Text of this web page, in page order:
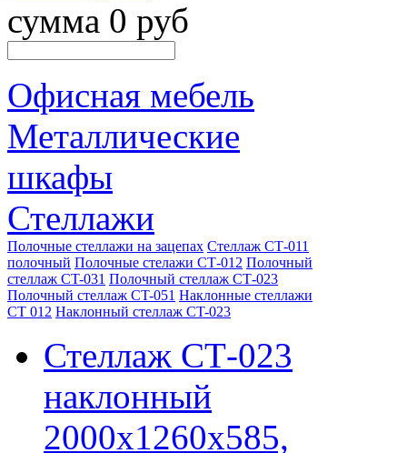
сумма 0 руб
Офисная мебель
Металлические
шкафы
Стеллажи
Полочные стеллажи на зацепах Стеллаж СТ-011
полочный Полочные стелажи СТ-012 Полочный
стеллаж CT-031 Полочный стеллаж СТ-023
Полочный стеллаж CT-051 Наклонные стеллажи
СТ 012 Наклонный стеллаж CT-023
Стеллаж СТ-023
наклонный
2000х1260х585,